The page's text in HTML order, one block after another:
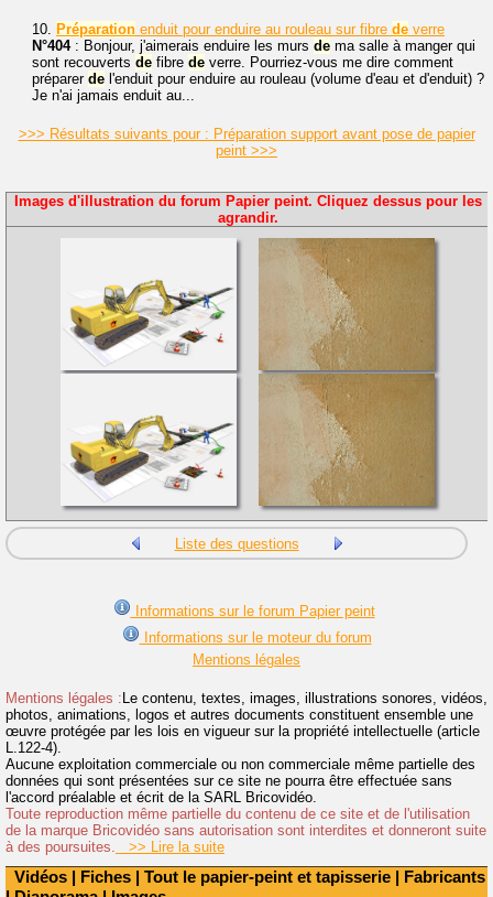
Vidéos | Fiches | Tout le papier-peint et tapisserie | Fabricants
10. Préparation enduit pour enduire au rouleau sur fibre de verre
N°404: Bonjour, j'aimerais enduire les murs de ma salle à manger qui
sont recouverts de fibre de verre. Pourriez-vous me dire comment
préparer de l'enduit pour enduire au rouleau (volume d'eau et d'enduit) ?
Je n'ai jamais enduit au...
>>> Résultats suivants pour : Préparation support avant pose de papier
peint >>>
Images d'illustration du forum Papier peint. Cliquez dessus pour les
agrandir.
Liste des questions
Informations sur le forum Papier peint
Informations sur le moteur du forum
Mentions légales
Mentions légales : Le contenu, textes, images, illustrations sonores, vidéos,
photos, animations, logos et autres documents constituent ensemble une
œuvre protégée par les lois en vigueur sur la propriété intellectuelle (article
L.122-4).
Aucune exploitation commerciale ou non commerciale même partielle des
données qui sont présentées sur ce site ne pourra être effectuée sans
l'accord préalable et écrit de la SARL Bricovidéo.
Toute reproduction même partielle du contenu de ce site et de l'utilisation
de la marque Bricovidéo sans autorisation sont interdites et donneront suite
à des poursuites. >> Lire la suite